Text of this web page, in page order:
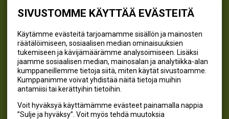
SIVUSTOMME KÄYTTÄÄ EVÄSTEITÄ
Käytämme evästeitä tarjoamamme sisällön ja mainosten
räätälöimiseen, sosiaalisen median ominaisuuksien
tukemiseen ja kävijämäärämme analysoimiseen. Lisäksi
jaamme sosiaalisen median, mainosalan ja analytiikka-alan
kumppaneillemme tietoja siitä, miten käytät sivustoamme.
Kumppanimme voivat yhdistää näitä tietoja muihin
antamiisi tai kerättyihin tietoihin.
Voit hyväksyä käyttämämme evästeet painamalla nappia
”Sulje ja hyväksy”. Voit myös tehdä muutoksia
(06) 781 2900
SEURAA MEITÄ
@kivikangaskalastus
@kivikangaskasvihuoneet
@kivikangas_kalastus
@kivikangaskasvihuoneet